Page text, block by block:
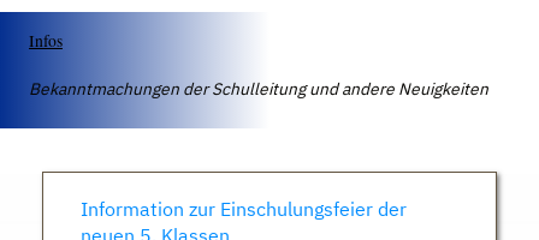
Infos
Bekanntmachungen der Schulleitung und andere Neuigkeiten
Information zur Einschulungsfeier der